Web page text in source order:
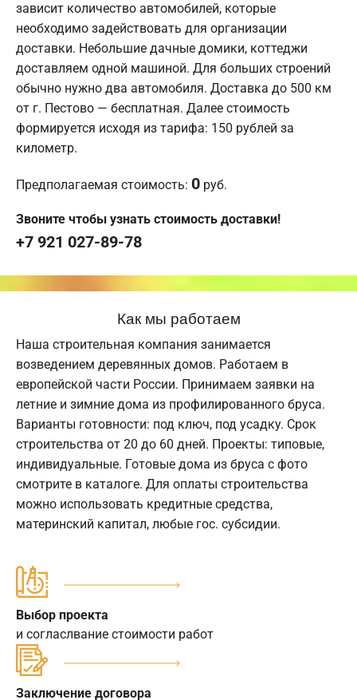
зависит количество автомобилей, которые
необходимо задействовать для организации
доставки. Небольшие дачные домики, коттеджи
доставляем одной машиной. Для больших строений
обычно нужно два автомобиля. Доставка до 500 км
от г. Пестово — бесплатная. Далее стоимость
формируется исходя из тарифа: 150 рублей за
километр.
Предполагаемая стоимость: 0 руб.
Звоните чтобы узнать стоимость доставки!
+7 921 027-89-78
Как мы работаем
Наша строительная компания занимается
возведением деревянных домов. Работаем в
европейской части России. Принимаем заявки на
летние и зимние дома из профилированного бруса.
Варианты готовности: под ключ, под усадку. Срок
строительства от 20 до 60 дней. Проекты: типовые,
индивидуальные. Готовые дома из бруса с фото
смотрите в каталоге. Для оплаты строительства
можно использовать кредитные средства,
материнский капитал, любые гос. субсидии.
Выбор проекта
и согласлвание стоимости работ
Заключение договора